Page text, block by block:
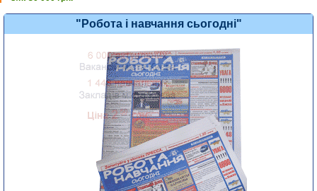
"Робота і навчання сьогодні"